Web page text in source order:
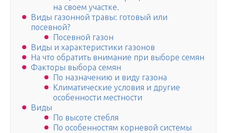
на своем участке.
Виды газонной травы: готовый или
посевной?
Посевной газон
Виды и характеристики газонов
На что обратить внимание при выборе семян
Факторы выбора семян
По назначению и виду газона
Климатические условия и другие
особенности местности
Виды
По высоте стебля
По особенностям корневой системы